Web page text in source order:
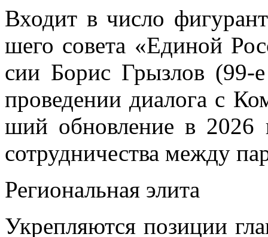
Вхо­дит в чис­ло
ше­го со­ве­та «Еди­ной
сии Бо­рис Грыз­лов (99-
про­ве­де­нии диа­ло­га с
ший об­нов­ле­ние в 2026
со­труд­ни­че­ства меж­ду
Ре­ги­о­наль­ная эли­та
Укреп­ля­ют­ся по­зи­ции